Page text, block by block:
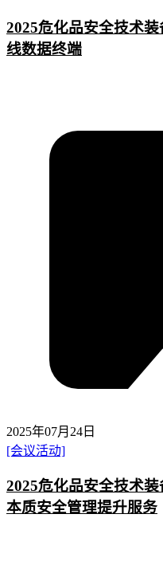
2025危化品安全技术
线数据终端
2025年07月24日
[会议活动]
2025危化品安全技术
本质安全管理提升服务